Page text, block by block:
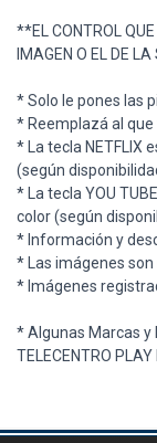
**EL CONTROL
IMAGEN O EL DE
* Solo le pones las
* Reemplazá al
* La tecla NETFLIX
(según
* La tecla YOU
color (según
* Información y
* Las imágenes
* Imágenes
* Algunas Marcas y
TELECENTRO